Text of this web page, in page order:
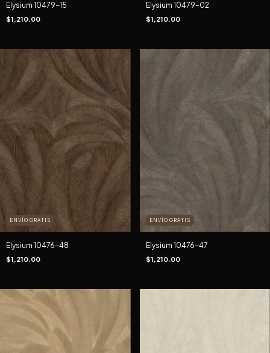
Elysium 10479-15
$1,210.00
Elysium 10479-02
$1,210.00
ENVÍO GRATIS
Elysium 10476-48
$1,210.00
ENVÍO GRATIS
Elysium 10476-47
$1,210.00